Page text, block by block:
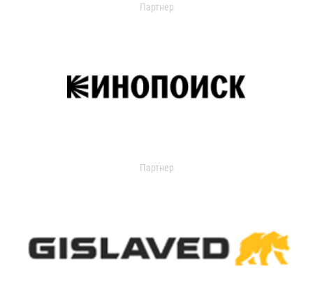
Партнер
Партнер